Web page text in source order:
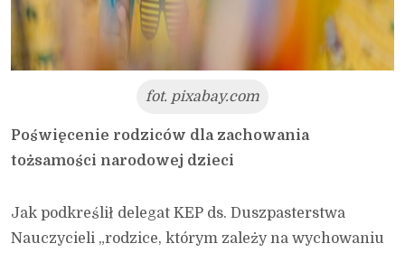
fot. pixabay.com
Poświęcenie rodziców dla zachowania
tożsamości narodowej dzieci
Jak podkreślił delegat KEP ds. Duszpasterstwa
Nauczycieli „rodzice, którym zależy na wychowaniu